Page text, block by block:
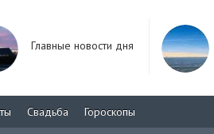
Главные новости дня
Свадьба
Гороскопы